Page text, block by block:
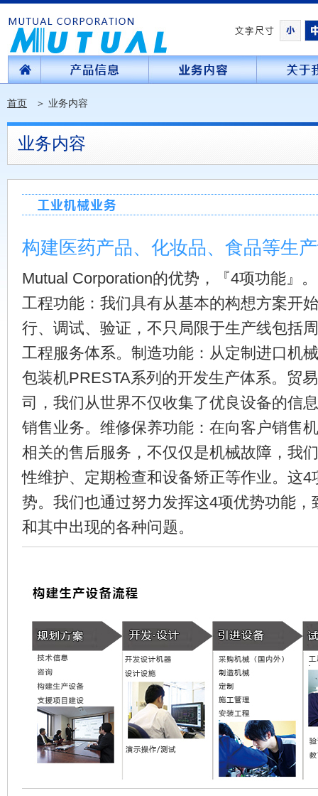
首页 ＞ 业务内容
业务内容
构建医药产品、化妆品、食品等生
Mutual Corporation的优势，『4项功能』。
工程功能：我们具有从基本的构想方案开
行、调试、验证，不只局限于生产线包括
工程服务体系。制造功能：从定制进口机
包装机PRESTA系列的开发生产体系。贸
司，我们从世界不仅收集了优良设备的信
销售业务。维修保养功能：在向客户销售
相关的售后服务，不仅仅是机械故障，我
性维护、定期检查和设备矫正等作业。这
势。我们也通过努力发挥这4项优势功能
和其中出现的各种问题。